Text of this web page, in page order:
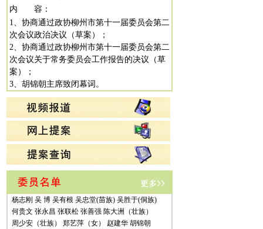
内 容：
1、协商通过政协柳州市第十一届委员会第二
次会议政治决议（草案）；
2、协商通过政协柳州市第十一届委员会第二
次会议关于常务委员会工作报告的决议（草
案）；
3、胡锦朝主席致闭幕词。
中国共产党（38名）
牛 勇 冯 军 朱广斌 朱德增 李必文 杨 新
杨志刚 吴 博 吴有根 吴忠堂(苗族) 吴胜于(侗族)
何贵文 张永昌 张联松 张善强 陈大洲（壮族）
周少安（壮族） 郑艺萍（女） 赵建华 胡锦朝